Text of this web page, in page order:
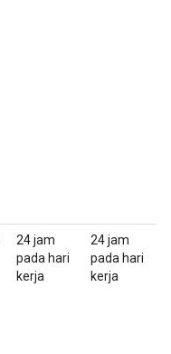
24 jam
pada hari
kerja
24 jam
pada hari
kerja